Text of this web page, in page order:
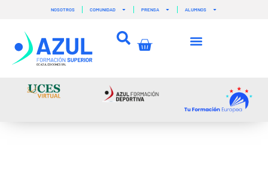
contenido
NOSOTROS COMUNIDAD PRENSA ALUMNOS
Carrito